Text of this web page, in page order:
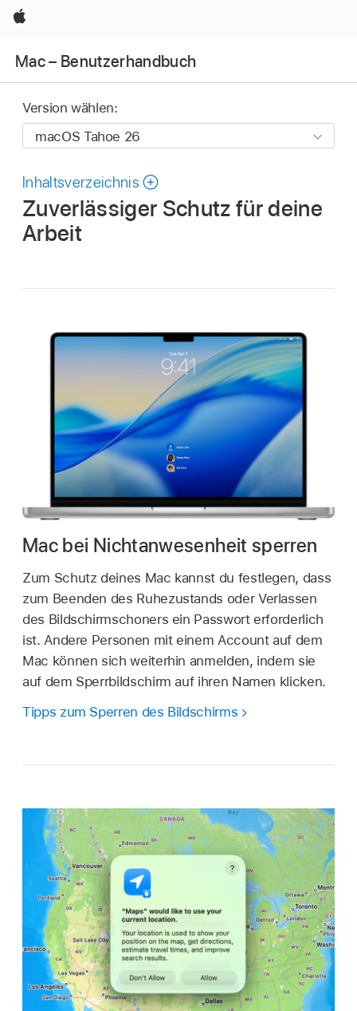
Apple
Mac – Benutzerhandbuch
Version wählen:
Inhaltsverzeichnis
Zuverlässiger Schutz für deine
Arbeit
Mac bei Nichtanwesenheit sperren
Zum Schutz deines Mac kannst du festlegen, dass
zum Beenden des Ruhezustands oder Verlassen
des Bildschirmschoners ein Passwort erforderlich
ist. Andere Personen mit einem Account auf dem
Mac können sich weiterhin anmelden, indem sie
auf dem Sperrbildschirm auf ihren Namen klicken.
Tipps zum Sperren des Bildschirms